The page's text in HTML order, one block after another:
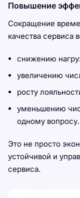
Повышение
Сокращение
качества сервиса
снижению
увеличению
росту
уменьшению
одному вопросу.
Это не просто
устойчивой и
сервиса.